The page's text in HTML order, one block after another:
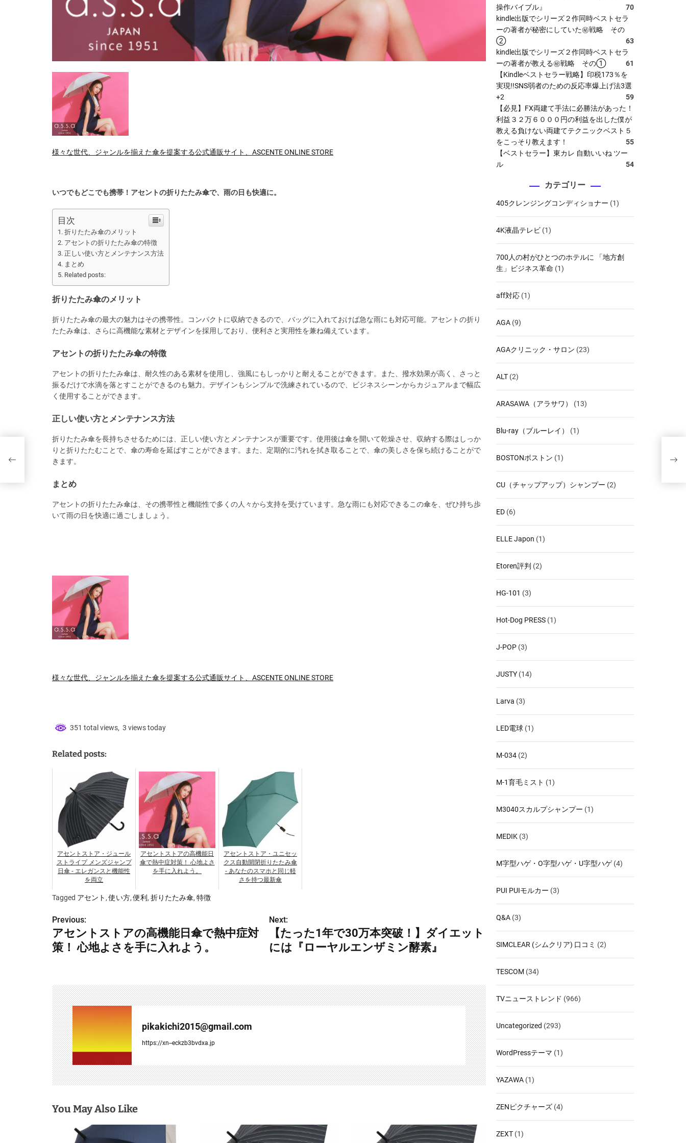
様々な世代、ジャンルを揃えた傘を提案する公式通販サイト、ASCENTE ONLINE STORE
いつでもどこでも携帯！アセントの折りたたみ傘で、雨の日も快適に。
目次
折りたたみ傘のメリット
アセントの折りたたみ傘の特徴
正しい使い方とメンテナンス方法
まとめ
Related posts:
折りたたみ傘のメリット
折りたたみ傘の最大の魅力はその携帯性。コンパクトに収納できるので、バッグに入れておけば急な雨にも対応可能。アセントの折り
たたみ傘は、さらに高機能な素材とデザインを採用しており、便利さと実用性を兼ね備えています。
アセントの折りたたみ傘の特徴
アセントの折りたたみ傘は、耐久性のある素材を使用し、強風にもしっかりと耐えることができます。また、撥水効果が高く、さっと
振るだけで水滴を落とすことができるのも魅力。デザインもシンプルで洗練されているので、ビジネスシーンからカジュアルまで幅広
く使用することができます。
正しい使い方とメンテナンス方法
折りたたみ傘を長持ちさせるためには、正しい使い方とメンテナンスが重要です。使用後は傘を開いて乾燥させ、収納する際はしっか
りと折りたたむことで、傘の寿命を延ばすことができます。また、定期的に汚れを拭き取ることで、傘の美しさを保ち続けることがで
きます。
まとめ
アセントの折りたたみ傘は、その携帯性と機能性で多くの人々から支持を受けています。急な雨にも対応できるこの傘を、ぜひ持ち歩
いて雨の日を快適に過ごしましょう。
様々な世代、ジャンルを揃えた傘を提案する公式通販サイト、ASCENTE ONLINE STORE
351 total views, 3 views today
Related posts:
アセントストア・ジュール
ストライプ メンズジャンプ
日傘 - エレガンスと機能性
を両立
アセントストアの高機能日
傘で熱中症対策！ 心地よさ
を手に入れよう。
アセントストア・ユニセッ
クス自動開閉折りたたみ傘
- あなたのスマホと同じ軽
さを持つ最新傘
Tagged アセント ,使い方,便利 , 折りたたみ傘, 特徴
投
稿
ゲ
ー
シ
ョ
ン
Previous:
アセントストアの高機能日傘で熱中症対
策！ 心地よさを手に入れよう。
Next:
【たった1年で30万本突破！】ダイエット
には『ローヤルエンザミン酵素』
pikakichi2015@gmail.com
https://xn--eckzb3bvdxa.jp
You May Also Like
操作バイブル』
70
kindle出版でシリーズ２作同時ベストセラ
ーの著者が秘密にしていた㊙戦略 その
②
63
kindle出版でシリーズ２作同時ベストセラ
ーの著者が教える㊙戦略 その①
61
【Kindleベストセラー戦略】印税173％を
実現!!SNS弱者のための反応率爆上げ法3選
+2
59
【必見】FX両建て手法に必勝法があった！
利益３２万６０００円の利益を出した僕が
教える負けない両建てテクニックベスト５
をこっそり教えます！
55
【ベストセラー】東カレ 自動いいね ツー
ル
54
カテゴリー
405クレンジングコンディショナー (1)
4K液晶テレビ (1)
700人の村がひとつのホテルに 「地方創
生」ビジネス革命 (1)
aff対応 (1)
AGA (9)
AGAクリニック・サロン (23)
ALT (2)
ARASAWA（アラサワ） (13)
Blu-ray（ブルーレイ） (1)
BOSTONボストン (1)
CU（チャップアップ）シャンプー (2)
ED (6)
ELLE Japon (1)
Etoren評判 (2)
HG-101 (3)
Hot-Dog PRESS (1)
J-POP (3)
JUSTY (14)
Larva (3)
LED電球 (1)
M-034 (2)
M-1育毛ミスト (1)
M3040スカルプシャンプー (1)
MEDIK (3)
M字型ハゲ・O字型ハゲ・U字型ハゲ(4)
PUI PUIモルカー (3)
Q&A (3)
SIMCLEAR (シムクリア) 口コミ (2)
TESCOM (34)
TVニューストレンド (966)
Uncategorized (293)
WordPressテーマ (1)
YAZAWA (1)
ZENピクチャーズ (4)
ZEXT (1)
ト